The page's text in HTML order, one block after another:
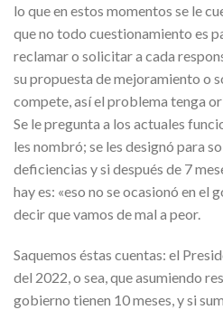
lo que en estos momentos se le
que no todo cuestionamiento es
reclamar o solicitar a cada
su propuesta de mejoramiento o
compete, así el problema tenga
Se le pregunta a los actuales
les nombró; se les designó para
deficiencias y si después de 7
hay es: «eso no se ocasionó en el
decir que vamos de mal a peor.
Saquemos éstas cuentas: el
del 2022, o sea, que asumiendo
gobierno tienen 10 meses, y si